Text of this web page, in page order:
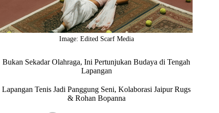
Image: Edited Scarf Media
Bukan Sekadar Olahraga, Ini Pertunjukan Budaya di Tengah
Lapangan
Lapangan Tenis Jadi Panggung Seni, Kolaborasi Jaipur Rugs
& Rohan Bopanna